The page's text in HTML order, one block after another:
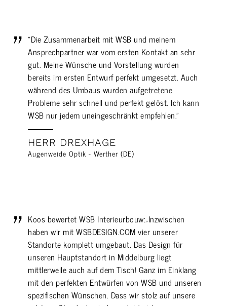
"Die Zusammenarbeit mit WSB und meinem
Ansprechpartner war vom ersten Kontakt an sehr
gut. Meine Wünsche und Vorstellung wurden
bereits im ersten Entwurf perfekt umgesetzt. Auch
während des Umbaus wurden aufgetretene
Probleme sehr schnell und perfekt gelöst. Ich kann
WSB nur jedem uneingeschränkt empfehlen."
HERR DREXHAGE
Augenweide Optik - Werther (DE)
Koos bewertet WSB Interieurbouw:„Inzwischen
haben wir mit WSBDESIGN.COM vier unserer
Standorte komplett umgebaut. Das Design für
unseren Hauptstandort in Middelburg liegt
mittlerweile auch auf dem Tisch! Ganz im Einklang
mit den perfekten Entwürfen von WSB und unseren
spezifischen Wünschen. Dass wir stolz auf unsere